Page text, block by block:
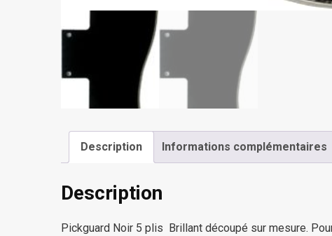
Description Informations complémentaires
Description
Pickguard Noir 5 plis Brillant découpé sur mesure.